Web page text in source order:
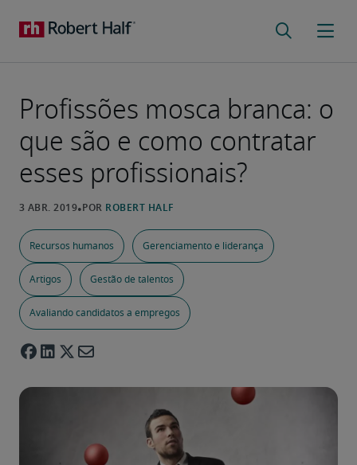
Profissões mosca branca: o
que são e como contratar
esses profissionais?
Recursos humanos Gerenciamento e liderança
Artigos Gestão de talentos
Avaliando candidatos a empregos